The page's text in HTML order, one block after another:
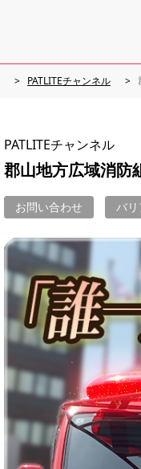
PATLITEチャンネル
PATLITEチャンネル
郡山地方広域消防
お問い合わせ バ